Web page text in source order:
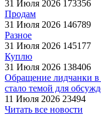
31 Июля 2026 173356
Продам
31 Июля 2026 146789
Разное
31 Июля 2026 145177
Куплю
31 Июля 2026 138406
Обращение лидчанки в
стало темой для
11 Июля 2026 23494
Читать все новости